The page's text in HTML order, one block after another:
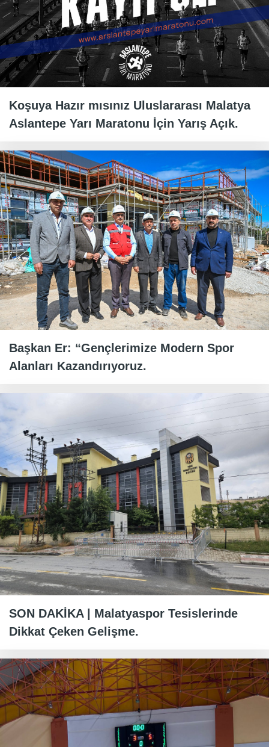
Koşuya Hazır mısınız Uluslararası Malatya
Aslantepe Yarı Maratonu İçin Yarış Açık.
Başkan Er: “Gençlerimize Modern Spor
Alanları Kazandırıyoruz.
SON DAKİKA | Malatyaspor Tesislerinde
Dikkat Çeken Gelişme.